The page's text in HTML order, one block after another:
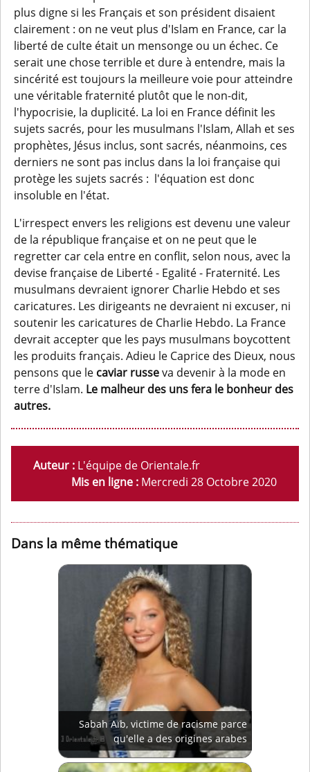
plus digne si les Français et son président disaient
clairement : on ne veut plus d'Islam en France, car la
liberté de culte était un mensonge ou un échec. Ce
serait une chose terrible et dure à entendre, mais la
sincérité est toujours la meilleure voie pour atteindre
une véritable fraternité plutôt que le non-dit,
l'hypocrisie, la duplicité. La loi en France définit les
sujets sacrés, pour les musulmans l'Islam, Allah et ses
prophètes, Jésus inclus, sont sacrés, néanmoins, ces
derniers ne sont pas inclus dans la loi française qui
protège les sujets sacrés : l'équation est donc
insoluble en l'état.
L'irrespect envers les religions est devenu une valeur
de la république française et on ne peut que le
regretter car cela entre en conflit, selon nous, avec la
devise française de Liberté - Egalité - Fraternité. Les
musulmans devraient ignorer Charlie Hebdo et ses
caricatures. Les dirigeants ne devraient ni excuser, ni
soutenir les caricatures de Charlie Hebdo. La France
devrait accepter que les pays musulmans boycottent
les produits français. Adieu le Caprice des Dieux, nous
pensons que le caviar russeva devenir à la mode en
terre d'Islam. Le malheur des uns fera le bonheur des
autres.
Auteur : L'équipe de Orientale.fr
Mis en ligne : Mercredi 28 Octobre 2020
Dans la même thématique
Sabah Aïb, victime de racisme parce
qu'elle a des origines arabes